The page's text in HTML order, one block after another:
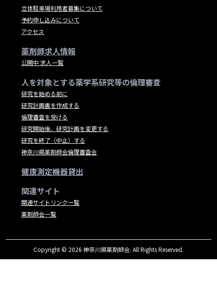
立体駐車場利用者募集について
予約申し込みについて
アクセス
薬剤師求人情報
公開中 求人一覧
人を対象とする薬学系研究等の倫理審査
研究を始める前に
研究計画書を作成する
倫理審査を受ける
研究開始後、研究計画を変更する
研究を終了（中止）する
神奈川県薬剤師会倫理審査会
健康測定機器貸出
関連サイト
関連サイトリンク一覧
薬剤師会一覧
Copyright © 2026 神奈川県薬剤師会. All Rights Reserved.